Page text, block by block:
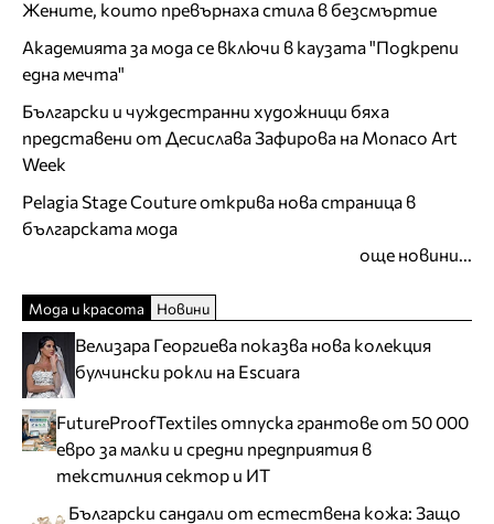
Жените, които превърнаха стила в безсмъртие
Академията за мода се включи в каузата "Подкрепи
една мечта"
Български и чуждестранни художници бяха
представени от Десислава Зафирова на Monaco Art
Week
Pelagia Stage Couture открива нова страница в
българската мода
още новини...
Мода и красота Новини
Велизара Георгиева показва нова колекция
булчински рокли на Escuara
FutureProofTextiles отпуска грантове от 50 000
евро за малки и средни предприятия в
текстилния сектор и ИТ
Български сандали от естествена кожа: Защо